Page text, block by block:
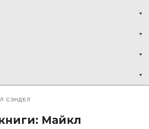
СЭНДЕЛ
Майкл